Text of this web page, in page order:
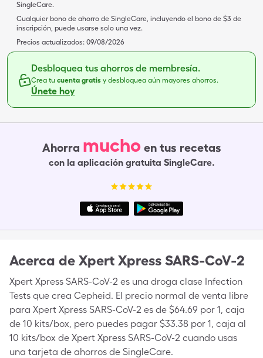
SingleCare.
Cualquier bono de ahorro de SingleCare, incluyendo el bono de $3 de
inscripción, puede usarse solo una vez.
Precios actualizados: 09/08/2026
Desbloquea tus ahorros de membresía.
Crea tu cuenta gratis y desbloquea aún mayores ahorros.
Únete hoy
Ahorra mucho en tus recetas
con la aplicación gratuita SingleCare.
Acerca de Xpert Xpress SARS-CoV-2
Xpert Xpress SARS-CoV-2 es una droga clase Infection
Tests que crea Cepheid. El precio normal de venta libre
para Xpert Xpress SARS-CoV-2 es de $64.69 por 1, caja
de 10 kits/box, pero puedes pagar $33.38 por 1, caja al
10 kits/box de Xpert Xpress SARS-CoV-2 cuando usas
una tarjeta de ahorros de SingleCare.